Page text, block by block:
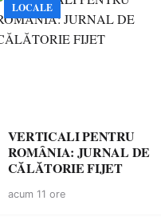
LOCALE
VERTICALI PENTRU
ROMÂNIA: JURNAL DE
CĂLĂTORIE FIJET
acum 11 ore